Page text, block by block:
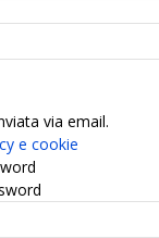
via email.
e cookie